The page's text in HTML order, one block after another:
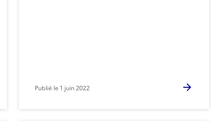
Publié le1 juin 2022